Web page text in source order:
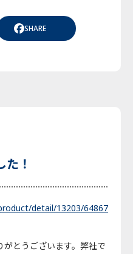
SHARE
！
detail/13203/64867
とうございます。弊社で